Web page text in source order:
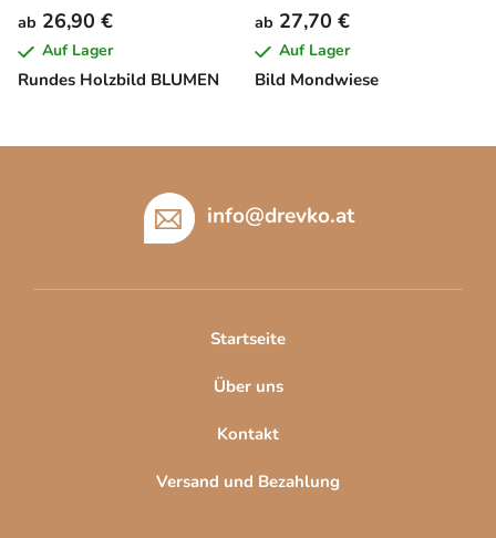
Rundes Holzbild BLUMEN
ab 26,90 €
Auf Lager
Bild Mondwiese
ab 27,70 €
Auf Lager
info@drevko.at
Startseite
Über uns
Kontakt
Versand und Bezahlung